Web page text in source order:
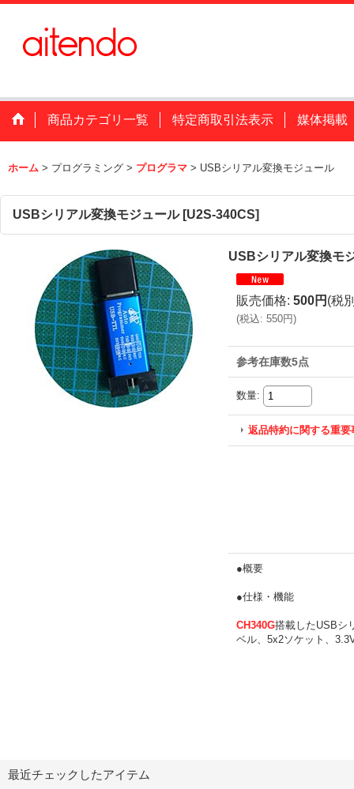
商品カテゴリ一覧 特定商取引法表示 媒体掲載
ホーム > プログラミング > プログラマ > USBシリアル変換モジュール
USBシリアル変換モジュール [U2S-340CS]
USBシリアル変換モ
販売価格: 500円 (税
(税込: 550円)
参考在庫数5点
数量:
返品特約に関する重要
●概要
●仕様・機能
CH340G搭載したUSBシ
ベル、5x2ソケット、
最近チェックしたアイテム